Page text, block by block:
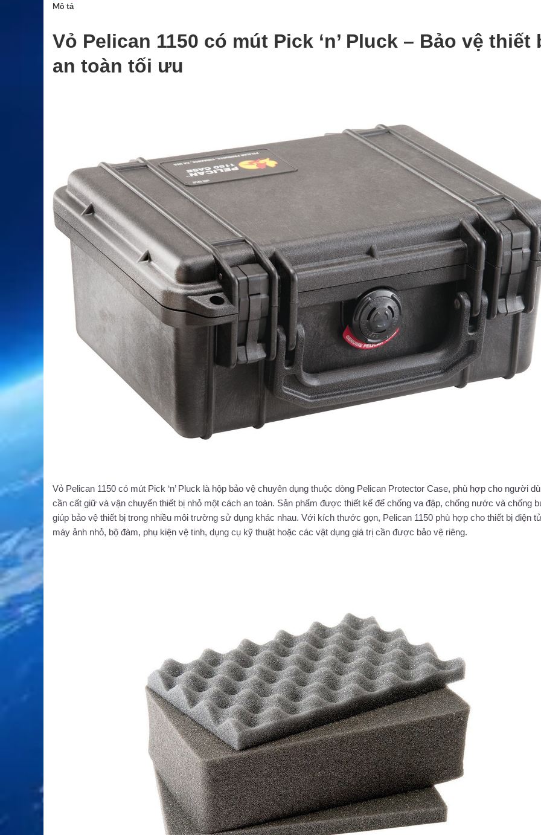
Mô tả
Vỏ Pelican 1150 có mút Pick ‘n’ Pluck – Bảo vệ thiết
an toàn tối ưu
Vỏ Pelican 1150 có mút Pick ‘n’ Pluck là hộp bảo vệ chuyên dụng thuộc dòng Pelican Protector Case, phù hợp cho người
cần cất giữ và vận chuyển thiết bị nhỏ một cách an toàn. Sản phẩm được thiết kế để chống va đập, chống nước và chống
giúp bảo vệ thiết bị trong nhiều môi trường sử dụng khác nhau. Với kích thước gọn, Pelican 1150 phù hợp cho thiết bị điện
máy ảnh nhỏ, bộ đàm, phụ kiện vệ tinh, dụng cụ kỹ thuật hoặc các vật dụng giá trị cần được bảo vệ riêng.